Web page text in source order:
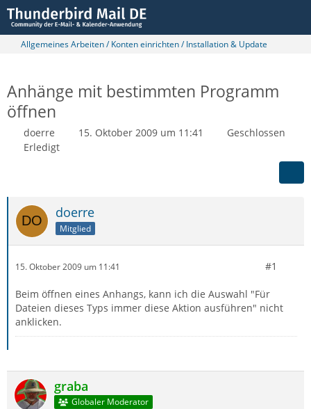
Allgemeines Arbeiten / Konten einrichten / Installation & Update
Anhänge mit bestimmten Programm
öffnen
doerre 15. Oktober 2009 um 11:41
Geschlossen
Erledigt
doerre
Mitglied
15. Oktober 2009 um 11:41 #1
Beim öffnen eines Anhangs, kann ich die Auswahl "Für
Dateien dieses Typs immer diese Aktion ausführen" nicht
anklicken.
graba
Globaler Moderator